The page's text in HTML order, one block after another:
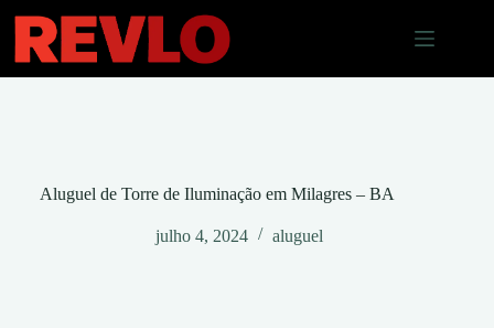
para
conteúdo
Aluguel de Torre de Iluminação em Milagres – BA
julho 4, 2024 aluguel